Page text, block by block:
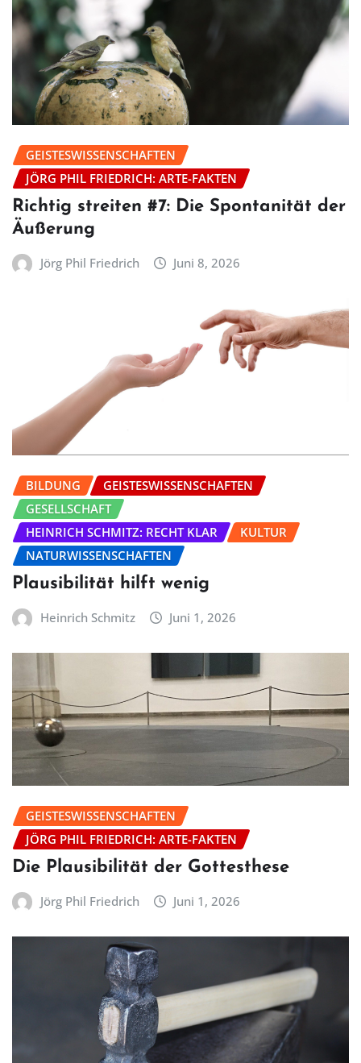
GEISTESWISSENSCHAFTEN
JÖRG PHIL FRIEDRICH: ARTE-FAKTEN
Richtig streiten #7: Die Spontanität der
Äußerung
Jörg Phil Friedrich Juni 8, 2026
BILDUNG
GEISTESWISSENSCHAFTEN
GESELLSCHAFT
HEINRICH SCHMITZ: RECHT KLAR
KULTUR
NATURWISSENSCHAFTEN
Plausibilität hilft wenig
Heinrich Schmitz Juni 1, 2026
GEISTESWISSENSCHAFTEN
JÖRG PHIL FRIEDRICH: ARTE-FAKTEN
Die Plausibilität der Gottesthese
Jörg Phil Friedrich Juni 1, 2026